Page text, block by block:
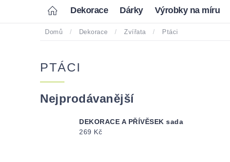
Home Dekorace Dárky Výrobky na míru
Domů / Dekorace / Zvířata / Ptáci
PTÁCI
Nejprodávanější
DEKORACE A PŘÍVĚSEK sada
269 Kč